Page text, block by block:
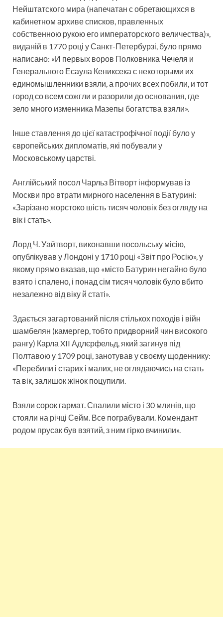
Нейштатского мира (напечатан с обретающихся в
кабинетном архиве списков, правленных
собственною рукою его императорского величества)»,
виданій в 1770 році у Санкт-Петербурзі, було прямо
написано: «И первых воров Полковника Чечеля и
Генерального Есаула Кениксека с некоторыми их
единомышленники взяли, а прочих всех побили, и тот
город со всем сожгли и разорили до основания, где
зело много изменника Мазепы богатства взяли».
Інше ставлення до цієї катастрофічної події було у
європейських дипломатів, які побували у
Московському царстві.
Англійський посол Чарльз Вітворт інформував із
Москви про втрати мирного населення в Батурині:
«Зарізано жорстоко шість тисяч чоловік без огляду на
вік і стать».
Лорд Ч. Уайтворт, виконавши посольську місію,
опублікував у Лондоні у 1710 році «Звіт про Росію», у
якому прямо вказав, що «місто Батурин негайно було
взято і спалено, і понад сім тисяч чоловік було вбито
незалежно від віку й статі».
Здається загартований після стількох походів і війн
шамбелян (камергер, тобто придворний чин високого
рангу) Карла XII Адлєрфельд, який загинув під
Полтавою у 1709 році, занотував у своєму щоденнику:
«Перебили і старих і малих, не оглядаючись на стать
та вік, залишок жінок поцупили.
Взяли сорок гармат. Спалили місто і 30 млинів, що
стояли на річці Сейм. Все пограбували. Комендант
родом прусак був взятий, з ним гірко вчинили».